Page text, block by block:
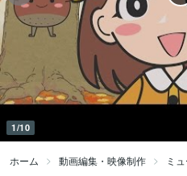
1/10
ホーム 動画編集・映像制作 ミ